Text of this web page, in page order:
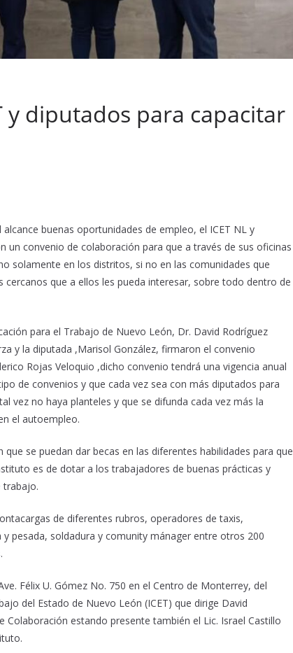
y diputados para capacitar
buenas oportunidades de empleo, el ICET NL y
un convenio de colaboración para que a través de sus oficinas
solamente en los distritos, si no en las comunidades que
que a ellos les pueda interesar, sobre todo dentro de
para el Trabajo de Nuevo León, Dr. David Rodríguez
y la diputada ,Marisol González, firmaron el convenio
Rojas Veloquio ,dicho convenio tendrá una vigencia anual
de convenios y que cada vez sea con más diputados para
vez no haya planteles y que se difunda cada vez más la
el autoempleo.
se puedan dar becas en las diferentes habilidades para que
es de dotar a los trabajadores de buenas prácticas y
trabajo.
de diferentes rubros, operadores de taxis,
pesada, soldadura y comunity mánager entre otros 200
Félix U. Gómez No. 750 en el Centro de Monterrey, del
del Estado de Nuevo León (ICET) que dirige David
Colaboración estando presente también el Lic. Israel Castillo